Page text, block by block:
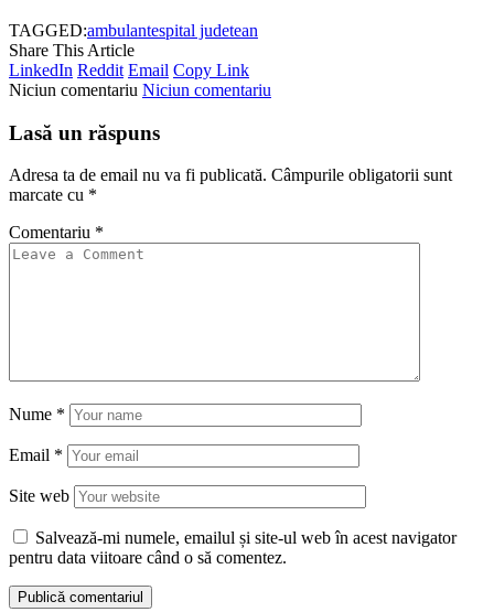
TAGGED:ambulantespital judetean
Share This Article
LinkedIn Reddit Email Copy Link
Niciun comentariu Niciun comentariu
Lasă un răspuns
Adresa ta de email nu va fi publicată. Câmpurile obligatorii sunt
marcate cu *
Comentariu *
Nume *
Email *
Site web
Salvează-mi numele, emailul și site-ul web în acest navigator
pentru data viitoare când o să comentez.